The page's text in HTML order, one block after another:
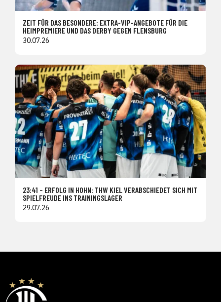
ZEIT FÜR DAS BESONDERE: EXTRA-VIP-ANGEBOTE FÜR DIE
HEIMPREMIERE UND DAS DERBY GEGEN FLENSBURG
30.07.26
23:41 – ERFOLG IN HOHN: THW KIEL VERABSCHIEDET SICH MIT
SPIELFREUDE INS TRAININGSLAGER
29.07.26